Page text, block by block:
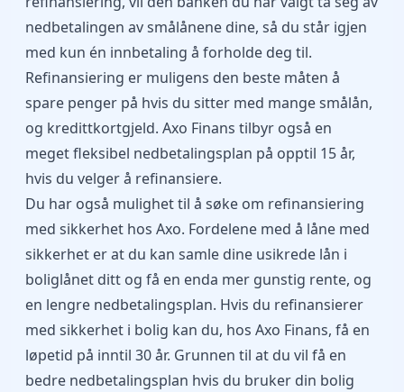
nedbetalingen av smålånene dine, så du står igjen
med kun én innbetaling å forholde deg til.
Refinansiering er muligens den beste måten å
spare penger på hvis du sitter med mange smålån,
og kredittkortgjeld. Axo Finans tilbyr også en
meget fleksibel nedbetalingsplan på opptil 15 år,
hvis du velger å refinansiere.
Du har også mulighet til å søke om refinansiering
med sikkerhet hos Axo. Fordelene med å låne med
sikkerhet er at du kan samle dine usikrede lån i
boliglånet ditt og få en enda mer gunstig rente, og
en lengre nedbetalingsplan. Hvis du refinansierer
med sikkerhet i bolig kan du, hos Axo Finans, få en
løpetid på inntil 30 år. Grunnen til at du vil få en
bedre nedbetalingsplan hvis du bruker din bolig